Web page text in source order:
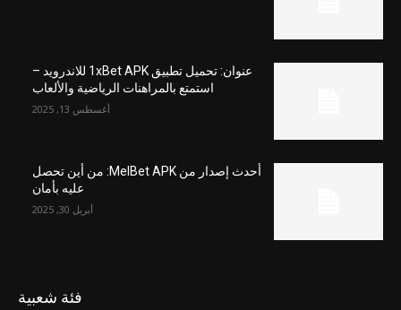
عنوان: تحميل تطبيق 1xBet APK للاندرويد –
استمتع بالمراهنات الرياضية والألعاب
أغسطس 13, 2025
أحدث إصدار من MelBet APK: من أين تحصل
عليه بأمان
أبريل 30, 2025
فئة شعبية